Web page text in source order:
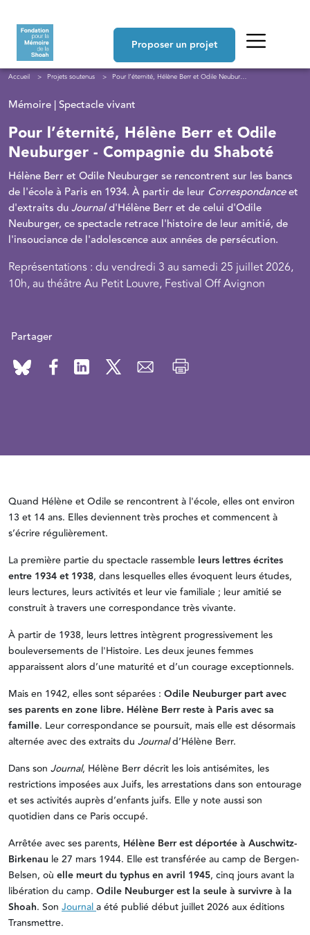
Proposer un projet
Fil d'Ariane
Accueil Projets soutenus Pour l’éternité, Hélène Berr et Odile Neuburger - Compagnie du Shaboté
Mémoire | Spectacle vivant
Pour l’éternité, Hélène Berr et Odile
Neuburger - Compagnie du Shaboté
Hélène Berr et Odile Neuburger se rencontrent sur les bancs
de l'école à Paris en 1934. À partir de leur Correspondanceet
d'extraits duJournald'Hélène Berr et de celui d'Odile
Neuburger, ce spectacle retrace l'histoire de leur amitié, de
l'insouciance de l'adolescence aux années de persécution.
Représentations : du vendredi 3 au samedi 25 juillet 2026,
10h, au théâtre Au Petit Louvre, Festival Off Avignon
Partager
Quand Hélène et Odile se rencontrent à l'école, elles ont environ
13 et 14 ans. Elles deviennent très proches et commencent à
s’écrire régulièrement.
La première partie du spectacle rassemble leurs lettres écrites
entre 1934 et 1938, dans lesquelles ellesévoquent leurs études,
leurs lectures, leurs activités et leur vie familiale ; leur amitié se
construit à travers une correspondance très vivante.
À partir de 1938, leurs lettres intègrent progressivement les
bouleversements de l'Histoire. Les deux jeunes femmes
apparaissent alors d’une maturité et d’un courage exceptionnels.
Mais en 1942, elles sont séparées : Odile Neuburger part avec
ses parents en zone libre. Hélène Berr reste à Paris avec sa
famille. Leur correspondance se poursuit, mais elle est désormais
alternée avec des extraits du Journald’Hélène Berr.
Dans son Journal, Hélène Berr décrit les lois antisémites, les
restrictions imposées aux Juifs, les arrestations dans son entourage
et ses activités auprès d’enfants juifs. Elle y note aussi son
quotidien dans ce Paris occupé.
Arrêtée avec ses parents, Hélène Berr est déportée à Auschwitz-
Birkenau le 27 mars 1944. Elle est transférée au camp de Bergen-
Belsen, où elle meurt du typhus en avril 1945, cinq jours avant la
libération du camp. Odile Neuburger est la seule à survivre à la
Shoah. Son Journala été publié début juillet 2026 aux éditions
Transmettre.